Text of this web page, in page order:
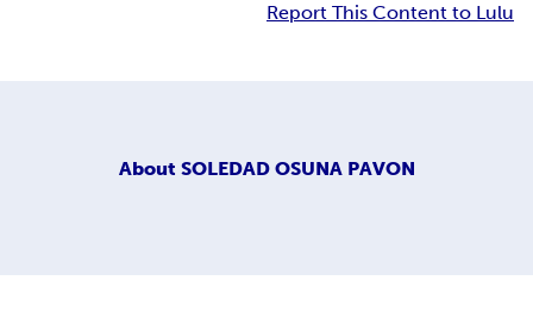
Report This Content to Lulu
About SOLEDAD OSUNA PAVON